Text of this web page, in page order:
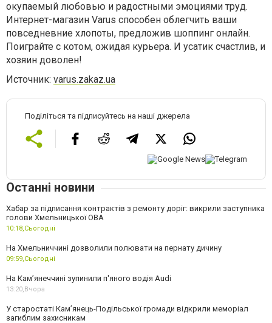
окупаемый любовью и радостными эмоциями труд.
Интернет-магазин Varus способен облегчить ваши
повседневние хлопоты, предложив шоппинг онлайн.
Поиграйте с котом, ожидая курьера. И усатик счастлив, и
хозяин доволен!
Источник: varus.zakaz.ua
Поділіться та підписуйтесь на наші джерела
Останні новини
Хабар за підписання контрактів з ремонту доріг: викрили заступника
голови Хмельницької ОВА
10:18,Сьогодні
На Хмельниччині дозволили полювати на пернату дичину
09:59,Сьогодні
На Камʼянеччині зупинили п'яного водія Audi
13:20,Вчора
У старостаті Кам’янець-Подільської громади відкрили меморіал
загиблим захисникам